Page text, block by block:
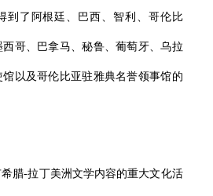
到了阿根廷、巴西、智利、哥伦比
哥、巴拿马、秘鲁、葡萄牙、乌拉
以及哥伦比亚驻雅典名誉领事馆的
腊-拉丁美洲文学内容的重大文化活